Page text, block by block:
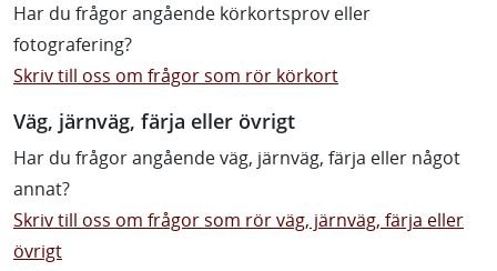
Har du frågor angående körkortsprov eller
fotografering?
Skriv till oss om frågor som rör körkort
Väg, järnväg, färja eller övrigt
Har du frågor angående väg, järnväg, färja eller något
annat?
Skriv till oss om frågor som rör väg, järnväg, färja eller
övrigt